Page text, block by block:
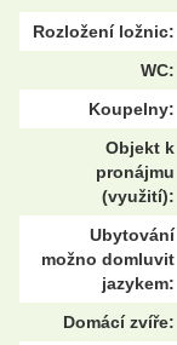
Rozložení ložnic:
WC:
Koupelny:
Objekt k
pronájmu
(využití):
Ubytování
možno domluvit
jazykem:
Domácí zvíře: